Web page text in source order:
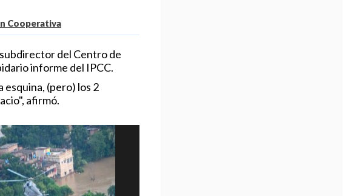
Cooperativa
del Centro de
informe del IPCC.
esquina, (pero) los 2
afirmó.